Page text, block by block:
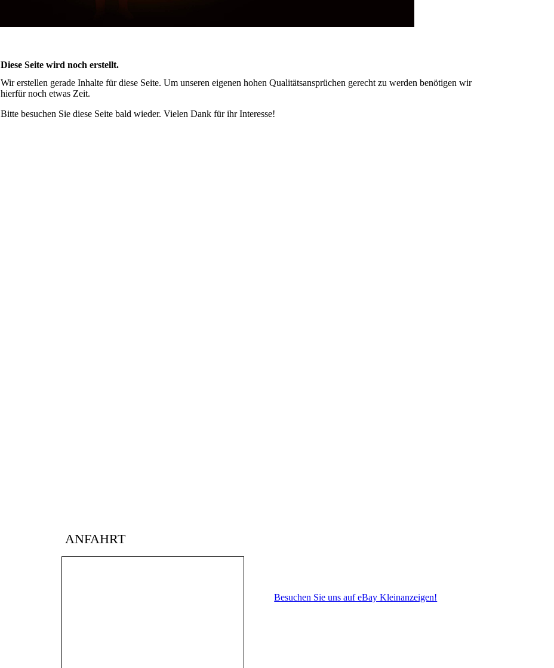
Diese Seite wird noch erstellt.
Wir erstellen gerade Inhalte für diese Seite. Um unseren eigenen hohen Qualitätsansprüchen gerecht zu werden benötigen wir
hierfür noch etwas Zeit.
Bitte besuchen Sie diese Seite bald wieder. Vielen Dank für ihr Interesse!
ANFAHRT
Besuchen Sie uns auf eBay Kleinanzeigen!